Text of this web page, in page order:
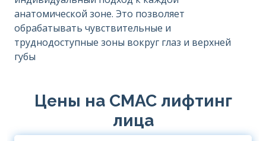
анатомической зоне. Это позволяет
обрабатывать чувствительные и
труднодоступные зоны вокруг глаз и верхней
губы
Цены на СМАС лифтинг
лица